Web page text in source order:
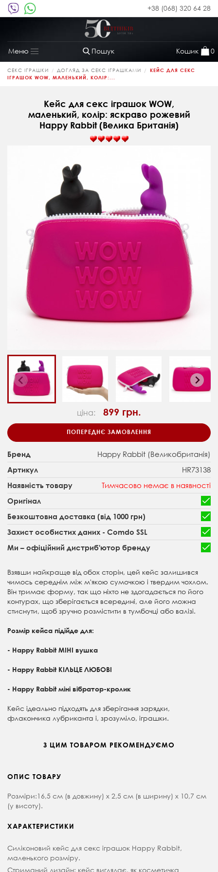
+38 (068) 320 64 28
Пошук Кошик 0
Меню
Toggle
navigation
СЕКС ІГРАШКИ ДОГЛЯД ЗА СЕКС ІГРАШКАМИ
КЕЙС ДЛЯ СЕКС
ІГРАШОК WOW, МАЛЕНЬКИЙ, КОЛІР:...
Кейс для секс іграшок WOW,
маленький, колір: яскраво рожевий
Happy Rabbit (Велика Британія)
ціна: 899 грн.
ПОПЕРЕДНЄ ЗАМОВЛЕННЯ
Бренд Happy Rabbit (Великобританія)
Артикул HR73138
Наявність товару Тимчасово немає в наявності
Оригінал
Безкоштовна доставка (від 1000 грн)
Захист особистих даних - Comdo SSL
Ми – офіційний дистриб'ютор бренду
Взявши найкраще від обох сторін, цей кейс залишився
чимось середнім між м'якою сумочкою і твердим чохлом.
Він тримає форму, так що ніхто не здогадається по його
контурах, що зберігається всередині, але його можна
стиснути, щоб зручно розмістити в тумбочці або валізі.
Розмір кейса підійде для:
- Happy Rabbit МІНІ вушка
- Happy Rabbit КІЛЬЦЕ ЛЮБОВІ
- Happy Rabbit міні вібратор-кролик
Кейс ідеально підходять для зберігання зарядки,
флакончика лубриканта і, зрозуміло, іграшки.
З ЦИМ ТОВАРОМ РЕКОМЕНДУЄМО
ОПИС ТОВАРУ
Розміри:16,5 см (в довжину) х 2,5 см (в ширину) х 10,7 см
(у висоту).
ХАРАКТЕРИСТИКИ
Силіконовий кейс для секс іграшок Happy Rabbit,
маленького розміру.
Стриманий дизайн: кейс виглядає, як косметичка